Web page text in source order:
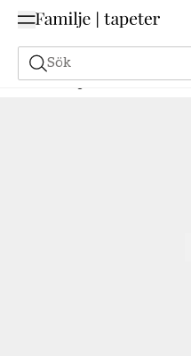
Sök
Målarfärg Beställ utifrån NCS